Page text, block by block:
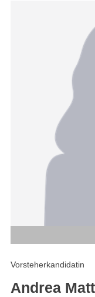
Vorsteherkandidatin
Andrea Matt